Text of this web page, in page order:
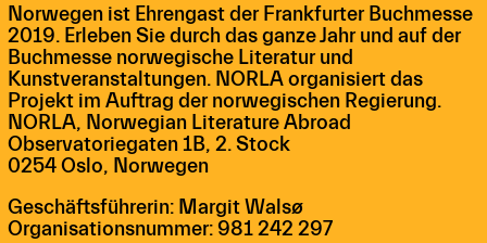
Norwegen ist Ehrengast der Frankfurter Buchmesse
2019. Erleben Sie durch das ganze Jahr und auf der
Buchmesse norwegische Literatur und
Kunstveranstaltungen. NORLA organisiert das
Projekt im Auftrag der norwegischen Regierung.
NORLA, Norwegian Literature Abroad
Observatoriegaten 1B, 2. Stock
0254 Oslo, Norwegen
Geschäftsführerin: Margit Walsø
Organisationsnummer: 981 242 297